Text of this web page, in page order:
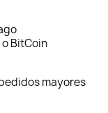
BitCoin
mayores